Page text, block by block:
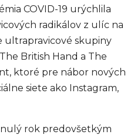
COVID-19 urýchlila
radikálov z ulíc na
ultrapravicové skupiny
British Hand a The
ktoré pre nábor nových
siete ako Instagram,
rok predovšetkým